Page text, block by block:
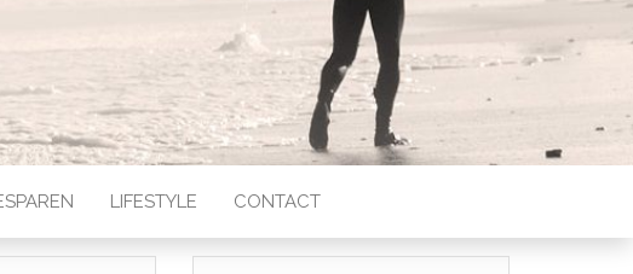
LIFESTYLE CONTACT